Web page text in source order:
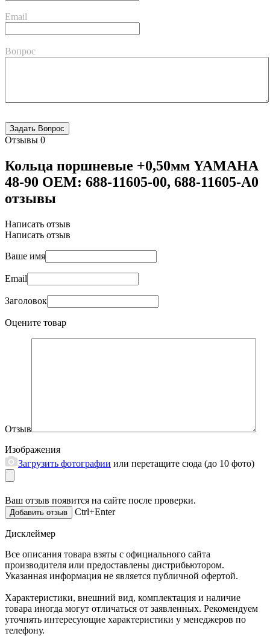
Email
Вопрос
Отзывы 0
Кольца поршневые +0,50мм YAMAHA
48-90 OEM: 688-11605-00, 688-11605-A0
отзывы
Написать отзыв
Написать отзыв
Ваше имя
Email
Заголовок
Оцените товар
Отзыв
Изображения
Загрузить фотографии или перетащите сюда (до 10 фото)
Ваш отзыв появится на сайте после проверки.
Ctrl+Enter
Дисклеймер
Все описания товара взяты с официального сайта
производителя или предоставлены дистрибьютором.
Указанная информация не является публичной офертой.
Характеристики, внешний вид, комплектация и наличие
товара иногда могут отличаться от заявленных. Рекомендуем
уточнять интересующие характеристики у менеджеров по
телефону.